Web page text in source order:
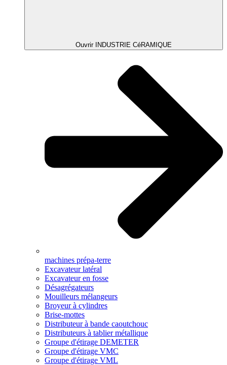
Ouvrir INDUSTRIE CéRAMIQUE
machines prépa-terre
Excavateur latéral
Excavateur en fosse
Désagrégateurs
Mouilleurs mélangeurs
Broyeur à cylindres
Brise-mottes
Distributeur à bande caoutchouc
Distributeurs à tablier métallique
Groupe d'étirage DEMETER
Groupe d'étirage VMC
Groupe d'étirage VML